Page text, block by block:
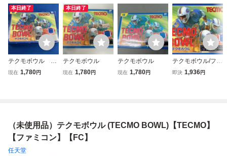
本日終了
テクモボウル フ
ァミコン
現在 1,780円
本日終了
テクモボウル
現在 1,780円
テクモボウル
現在 1,780円
テクモボウル/ファ
ミコン
即決 1,936円
（未使用品）テクモボウル (TECMO BOWL)【TECMO】
【ファミコン】【FC】
任天堂